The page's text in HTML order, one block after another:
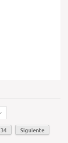
34
Siguiente